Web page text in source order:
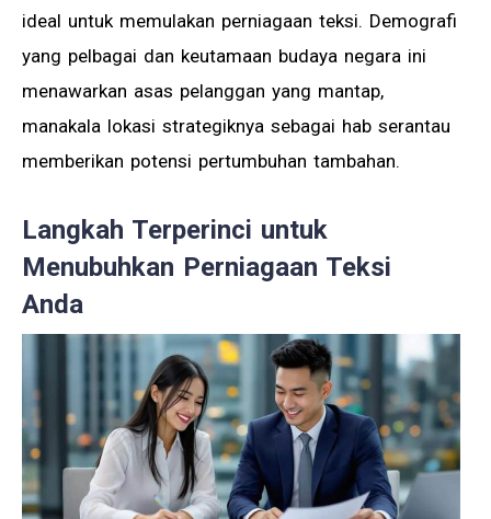
ideal untuk memulakan perniagaan teksi. Demografi
yang pelbagai dan keutamaan budaya negara ini
menawarkan asas pelanggan yang mantap,
manakala lokasi strategiknya sebagai hab serantau
memberikan potensi pertumbuhan tambahan.
Langkah Terperinci untuk
Menubuhkan Perniagaan Teksi
Anda